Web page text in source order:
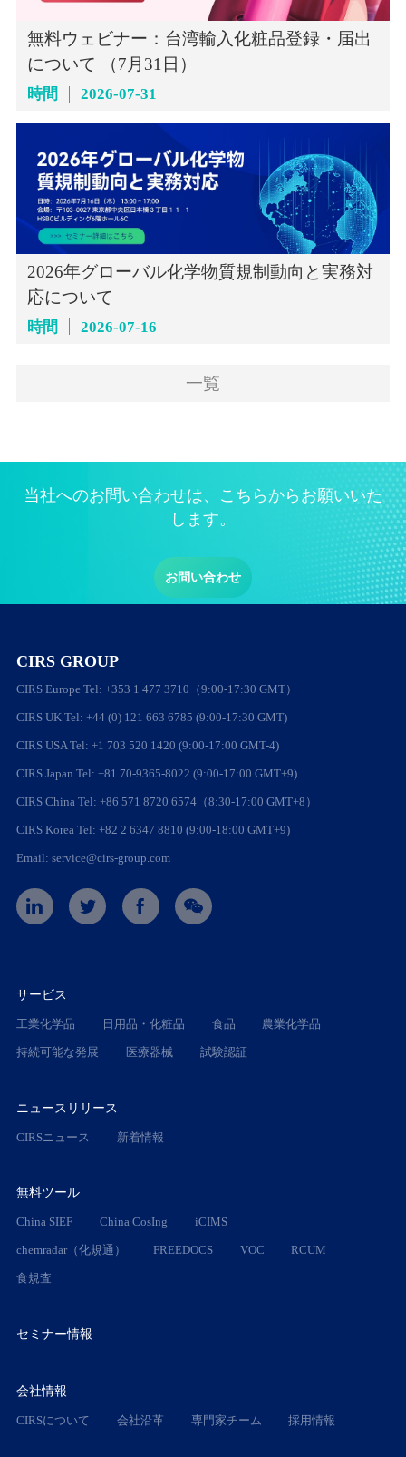
無料ウェビナー：台湾輸入化粧品登録・届出
について （7月31日）
時間 2026-07-31
2026年グローバル化学物質規制動向と実務対
応について
時間 2026-07-16
一覧
当社へのお問い合わせは、こちらからお願いいた
します。
お問い合わせ
CIRS GROUP
CIRS Europe Tel: +353 1 477 3710（9:00-17:30 GMT）
CIRS UK Tel: +44 (0) 121 663 6785 (9:00-17:30 GMT)
CIRS USA Tel: +1 703 520 1420 (9:00-17:00 GMT-4)
CIRS Japan Tel: +81 70-9365-8022 (9:00-17:00 GMT+9)
CIRS China Tel: +86 571 8720 6574（8:30-17:00 GMT+8）
CIRS Korea Tel: +82 2 6347 8810 (9:00-18:00 GMT+9)
Email: service@cirs-group.com
サービス
工業化学品 日用品・化粧品 食品 農業化学品
持続可能な発展 医療器械 試験認証
ニュースリリース
CIRSニュース 新着情報
無料ツール
China SIEF China CosIng iCIMS
chemradar（化規通） FREEDOCS VOC RCUM
食規査
セミナー情報
会社情報
CIRSについて 会社沿革 専門家チーム 採用情報